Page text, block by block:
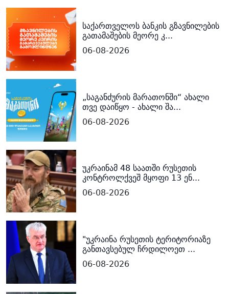
საქართველოს ბანკის გზავნილების
გათამაშების მეორე კ...
06-08-2026
„საგანძურის მარათონში“ ახალი
თვე დაიწყო - ახალი შა...
06-08-2026
უკრაინამ 48 საათში რუსეთის
კონტროლქვეშ მყოფი 13 ენ...
06-08-2026
"უკრაინა რუსეთის ტერიტორიაზე
განთავსებულ ჩრდილოეთ ...
06-08-2026